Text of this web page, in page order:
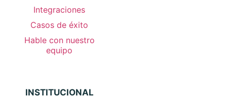
Integraciones
Casos de éxito
Hable con nuestro
equipo
INSTITUCIONAL